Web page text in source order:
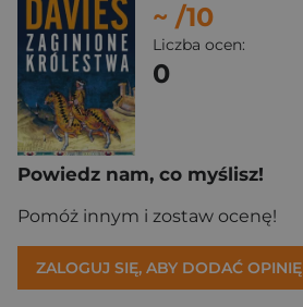
~ /10
Liczba ocen:
0
Powiedz nam, co myślisz!
Pomóż innym i zostaw ocenę!
ZALOGUJ SIĘ, ABY DODAĆ OPINIĘ